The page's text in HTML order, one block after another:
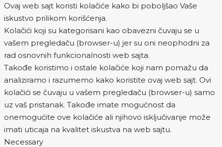
Ovaj web sajt koristi kolačiće kako bi poboljšao Vaše
iskustvo prilikom korišćenja.
Kolačići koji su kategorisani kao obavezni čuvaju se u
vašem pregledaču (browser-u) jer su oni neophodni za
rad osnovnih funkcionalnosti web sajta.
Takođe koristimo i ostale kolačiće koji nam pomažu da
analiziramo i razumemo kako koristite ovaj web sajt. Ovi
kolačići se čuvaju u vašem pregledaču (browser-u) samo
uz vaš pristanak. Takođe imate mogućnost da
onemogućite ove kolačiće ali njihovo isključivanje može
imati uticaja na kvalitet iskustva na web sajtu.
Necessary